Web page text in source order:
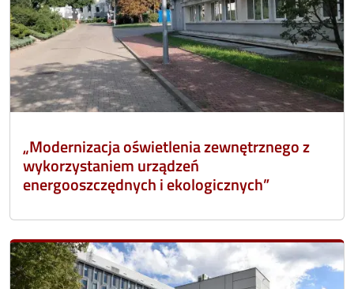
„Modernizacja oświetlenia zewnętrznego z
wykorzystaniem urządzeń
energooszczędnych i ekologicznych”